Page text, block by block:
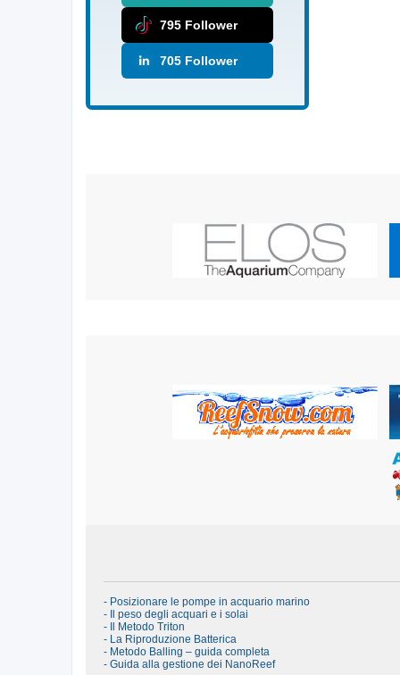
795 Follower
705 Follower
- Posizionare le pompe in acquario marino
- Il peso degli acquari e i solai
- Il Metodo Triton
- La Riproduzione Batterica
- Metodo Balling – guida completa
- Guida alla gestione dei NanoReef